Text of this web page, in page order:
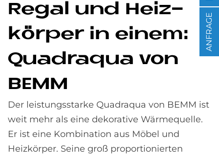
Re­gal und Heiz­
kör­per in ei­nem:
Qua­draqua von
BEMM
Der leistungsstarke Quadraqua von BEMM ist
weit mehr als eine dekorative Wärmequelle.
Er ist eine Kombination aus Möbel und
Heizkörper. Seine groß proportionierten
ANFRAGE